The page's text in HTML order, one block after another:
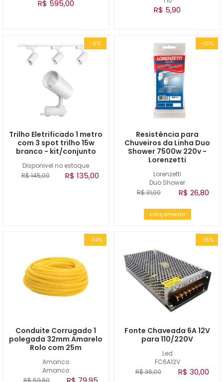
R$ 595,00
R$ 5,90
-6%
Disponivel no estoque
Trilho Eletrificado 1 metro
com 3 spot trilho 15w
branco - kit/conjunto
R$ 145,00 R$ 135,00
-13%
Lorenzetti
Duo Shower
Resistência para
Chuveiros da Linha Duo
Shower 7500w 220v -
Lorenzetti
R$ 31,00 R$ 26,80
Lançamento
-34%
Amanco
Amanco
Conduite Corrugado 1
polegada 32mm Amarelo
Rolo com 25m
R$ 59,80
-16%
Led
FC6A12V
Fonte Chaveada 6A 12V
para 110/220V
R$ 36,00 R$ 30,00